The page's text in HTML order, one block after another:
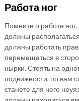
Работа ног
Помните о работе
должны
должны работать
перемещаться в
нырки. Стоять на
подвижности, по вам
станете для него